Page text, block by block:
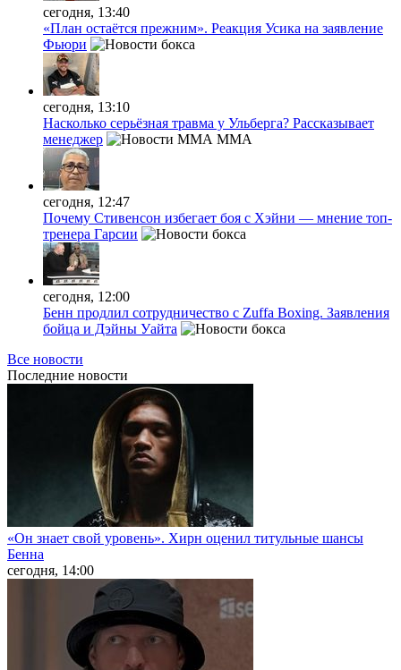
сегодня, 13:40
«План остаётся прежним». Реакция Усика на заявление
Фьюри
сегодня, 13:10
Насколько серьёзная травма у Ульберга? Рассказывает
менеджер
MMA
сегодня, 12:47
Почему Стивенсон избегает боя с Хэйни — мнение топ-
тренера Гарсии
сегодня, 12:00
Бенн продлил сотрудничество с Zuffa Boxing. Заявления
бойца и Дэйны Уайта
Все новости
Последние новости
«Он знает свой уровень». Хирн оценил титульные шансы
Бенна
сегодня, 14:00